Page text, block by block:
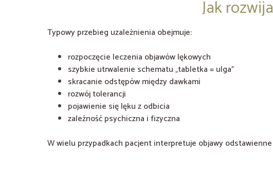
Jak
Typowy przebieg uzależnienia obejmuje:
rozpoczęcie leczenia objawów lękowych
szybkie utrwalenie schematu „tabletka = ulga”
skracanie odstępów między dawkami
rozwój tolerancji
pojawienie się lęku z odbicia
zależność psychiczna i fizyczna
W wielu przypadkach pacjent interpretuje objawy